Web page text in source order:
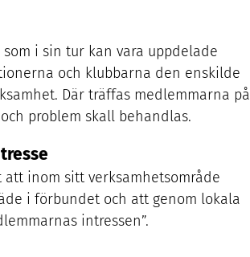
i sin tur kan vara uppdelade
och klubbarna den enskilde
Där träffas medlemmarna på
problem skall behandlas.
inom sitt verksamhetsområde
i förbundet och att genom lokala
intressen”.